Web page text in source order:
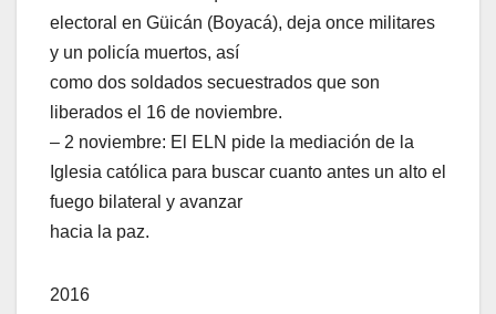
electoral en Güicán (Boyacá), deja once militares
y un policía muertos, así
como dos soldados secuestrados que son
liberados el 16 de noviembre.
– 2 noviembre: El ELN pide la mediación de la
Iglesia católica para buscar cuanto antes un alto el
fuego bilateral y avanzar
hacia la paz.
2016